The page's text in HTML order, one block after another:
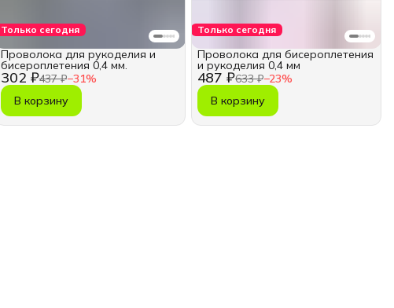
Только сегодня
302 ₽437 ₽−31%
Проволока для рукоделия и
бисероплетения 0,4 мм.
В корзину
Только сегодня
487 ₽633 ₽−23%
Проволока для бисероплетения
и рукоделия 0,4 мм
В корзину